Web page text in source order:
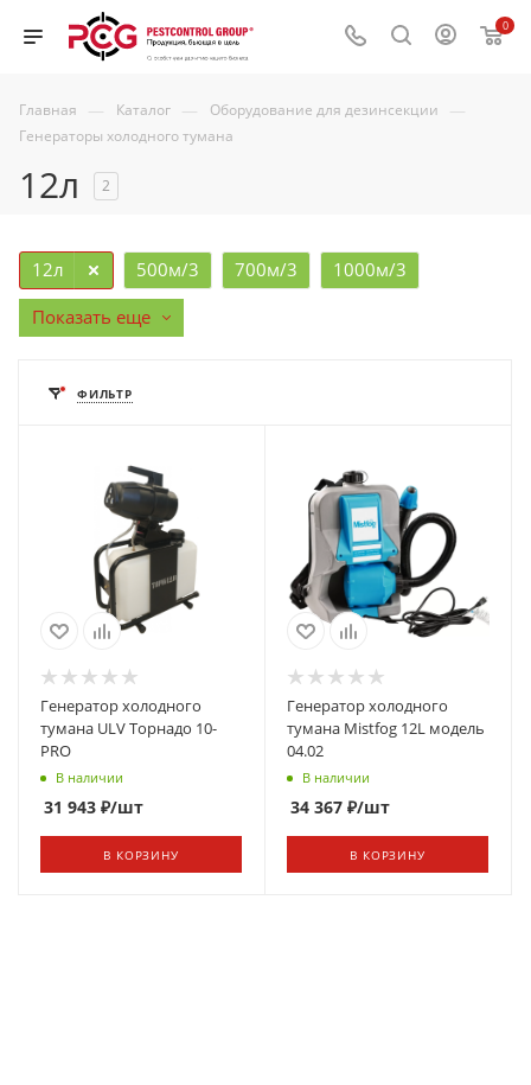
0
Главная — Каталог — Оборудование для дезинсекции —
Генераторы холодного тумана
12л 2
500м/3 700м/3 1000м/3
12л
Показать еще
ФИЛЬТР
Генератор холодного
тумана ULV Торнадо 10-
PRO
В наличии
31 943 ₽/шт
В КОРЗИНУ
Генератор холодного
тумана Mistfog 12L модель
04.02
В наличии
34 367 ₽/шт
В КОРЗИНУ